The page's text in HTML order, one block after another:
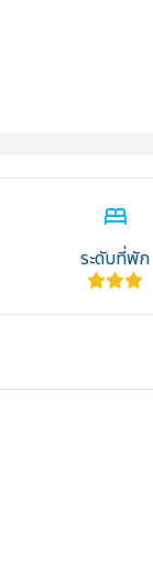
bed
ระดับที่พัก